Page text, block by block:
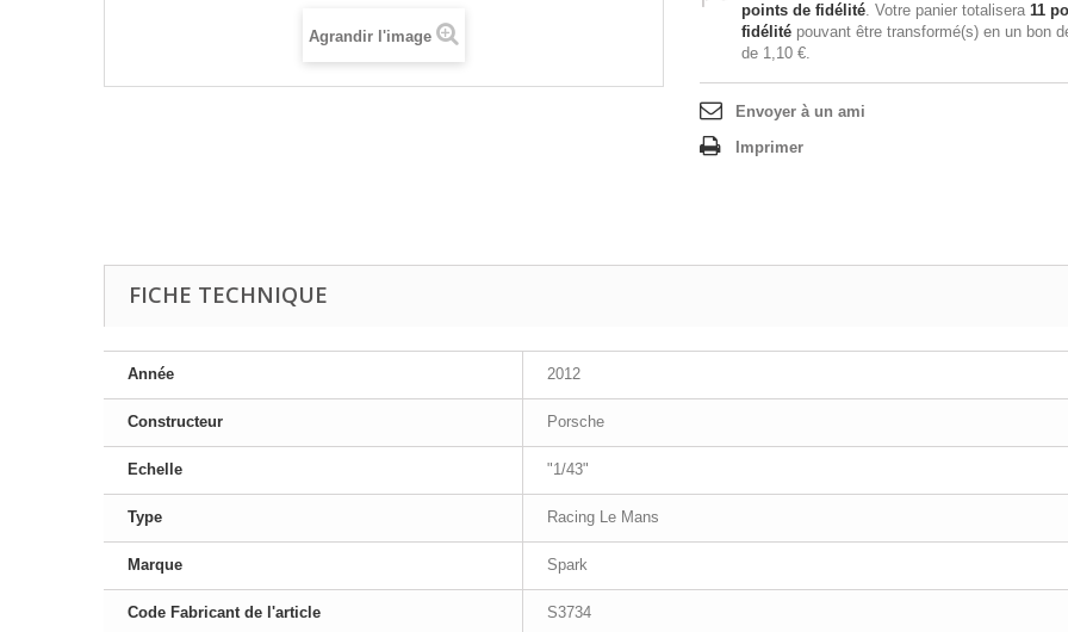
Agrandir l'image
points de fidélité. Votre panier totalisera 11
fidélité pouvant être transformé(s) en un bon
de 1,10 €.
Envoyer à un ami
Imprimer
FICHE TECHNIQUE
Année 2012
Constructeur Porsche
Echelle "1/43"
Type Racing Le Mans
Marque Spark
Code Fabricant de l'article S3734